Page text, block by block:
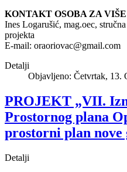
KONTAKT OSOBA ZA
Ines Logarušić, mag.oec,
projekta
E-mail: oraoriovac@gmail.com
Detalji
Objavljeno: Četvrtak, 13.
PROJEKT „VII.
Prostornog plana
prostorni plan nove
Detalji